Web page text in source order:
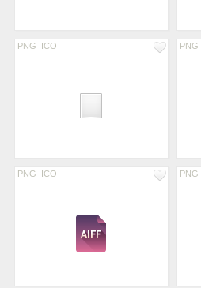
PNG ICO PNG
PNG ICO PNG